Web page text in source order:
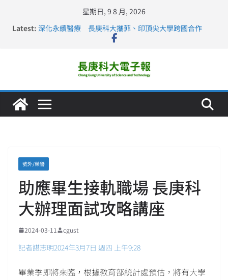
星期日, 9 8 月, 2026
Latest: 深化永續醫療 長庚科大攜菲、印頂尖大學跨國合作
長庚科大訪凱瑟醫療集團、美容學校收穫豐
仁德醫專與長庚科大締結策略聯盟 培育護理尖兵
長庚科大連四年穩居《遠見》醫學大學第5名 辦學實力再
號外/榮譽
助應畢生接軌職場 長庚科
大辦理面試攻略講座
2024-03-11 cgust
記者諶志明2024年3月7日 週四 上午9:28
畢業季即將來臨，根據教育部統計處預估，將有大學